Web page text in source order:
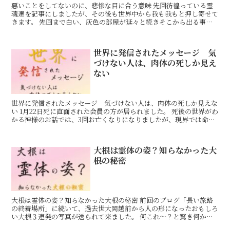
悪いことをしてないのに、悲惨な目に合う意味 先回彷徨っている霊
魂達を記事にしましたが、その後も世界中から我も我もと押し寄せて
きます。 先回まで白い、灰色の部屋が延々と続きそこから出る事が
世界に発信されたメッセージ 気
づけない人は、肉体の死しか見え
ない
世界に発信されたメッセージ 気づけない人は、肉体の死しか見えな
い 1月22日死に直面された会員の方が居られました。 死後の世界がわ
かる神様のお話では、3回お亡くなりになりましたが、現界では命を
大根は霊体の姿？知らなかった大
根の秘密
大根は霊体の姿？知らなかった大根の秘密 前回のブログ「長い旅路
の終着場所」に続いて、過去世大岡越前から人の形になったおもしろ
い大根３連発の写真が送られて来ました。 何これ～？と驚き何か憑